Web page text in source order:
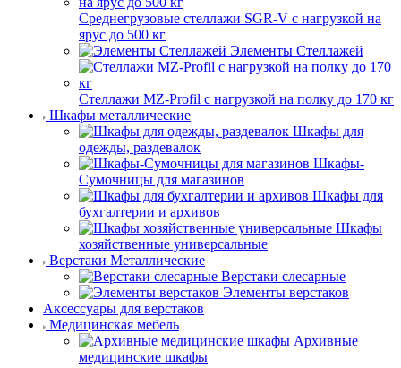
Среднегрузовые стеллажи SGR-V с нагрузкой на
ярус до 500 кг
Элементы Стеллажей
Стеллажи MZ-Profil с нагрузкой на полку до 170 кг
Шкафы металлические
Шкафы для
одежды, раздевалок
Шкафы-
Сумочницы для магазинов
Шкафы для
бухгалтерии и архивов
Шкафы
хозяйственные универсальные
Верстаки Металлические
Верстаки слесарные
Элементы верстаков
Аксессуары для верстаков
Медицинская мебель
Архивные
медицинские шкафы